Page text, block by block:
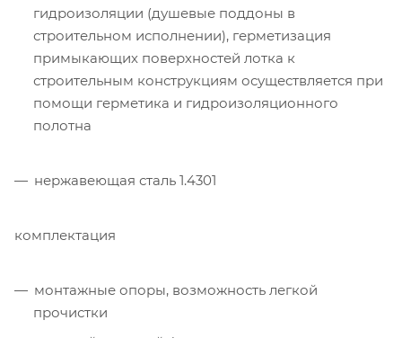
гидроизоляции (душевые поддоны в
строительном исполнении), герметизация
примыкающих поверхностей лотка к
строительным конструкциям осуществляется при
помощи герметика и гидроизоляционного
полотна
нержавеющая сталь 1.4301
комплектация
монтажные опоры, возможность легкой
прочистки